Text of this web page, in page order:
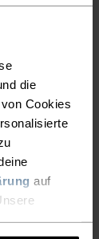
die
Cookies
auf
sich lässt.